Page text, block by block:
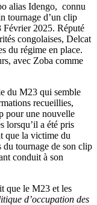
alias Idengo, connu
tournage d’un clip
2025. Réputé
congolaises, Delcat
du régime en place.
avec Zoba comme
du M23 qui semble
recueillies,
pour une nouvelle
lorsqu’il a été pris
que la victime du
du tournage de son clip
conduit à son
que le M23 et les
d’occupation des